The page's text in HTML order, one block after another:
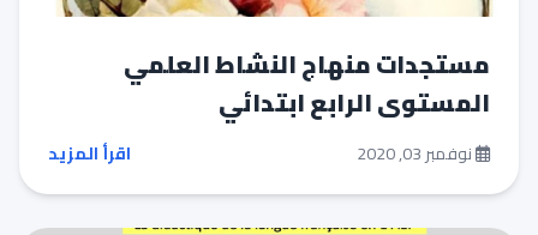
مستجدات منهاج النشاط العلمي
المستوى الرابع ابتدائي
نوفمبر 03, 2020 اقرأ المزيد